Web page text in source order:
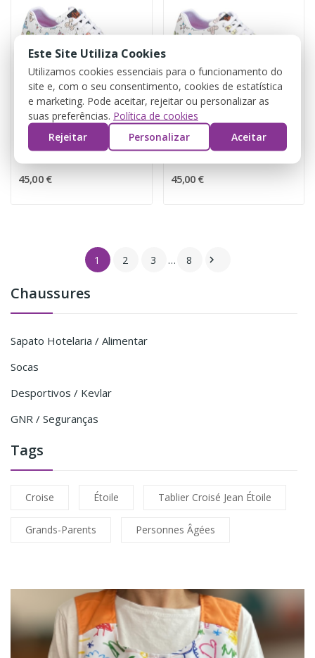
Chaussures
Sapato Hotelaria / Alimentar
Socas
Desportivos / Kevlar
GNR / Seguranças
Tags
Croise Étoile Tablier Croisé Jean Étoile
Grands-Parents Personnes Âgées
Chaussure d'infirmière trouée
45,00 €
Chaussures infirmière
45,00 €
1 2 3 … 8 
Este Site Utiliza Cookies
Utilizamos cookies essenciais para o funcionamento do
site e, com o seu consentimento, cookies de estatística
e marketing. Pode aceitar, rejeitar ou personalizar as
suas preferências. Política de cookies
Rejeitar
Personalizar Aceitar